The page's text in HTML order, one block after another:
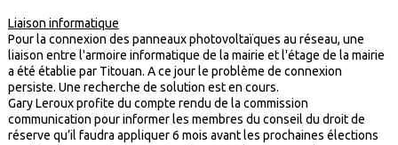
Liaison informatique
Pour la connexion des panneaux photovoltaïques au réseau, une
liaison entre l'armoire informatique de la mairie et l'étage de la mairie
a été établie par Titouan. A ce jour le problème de connexion
persiste. Une recherche de solution est en cours.
Gary Leroux profite du compte rendu de la commission
communication pour informer les membres du conseil du droit de
réserve qu’il faudra appliquer 6 mois avant les prochaines élections